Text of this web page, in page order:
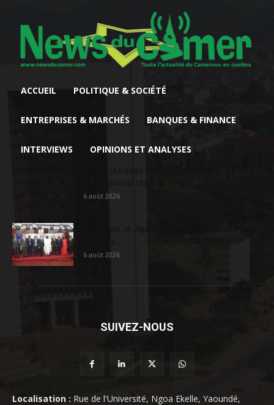
ACCUEIL POLITIQUE & SOCIÉTÉ
ENTREPRISES & MARCHÉS BANQUES & FINANCE
INTERVIEWS OPINIONS ET ANALYSES
6 août 2026
6 août 2026
SUIVEZ-NOUS
Localisation : Rue de l'Université, Ngoa Ekelle, Yaoundé,